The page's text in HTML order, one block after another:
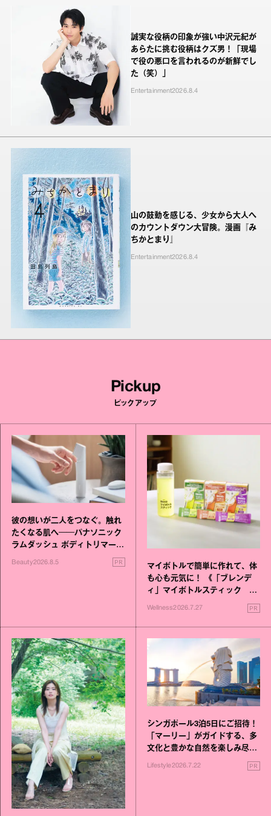
誠実な役柄の印象が強い中沢元紀が
あらたに挑む役柄はクズ男！「現場
で役の悪口を言われるのが新鮮でし
た（笑）」
Entertainment2026.8.4
山の鼓動を感じる、少女から大人へ
のカウントダウン大冒険。漫画『み
ちかとまり』
Entertainment2026.8.4
Pickup
ピックアップ
彼の想いが二人をつなぐ。触れ
たくなる肌へ──パナソニック
ラムダッシュ ボディトリマーが
Beauty2026.8.5 PR
マイボトルで簡単に作れて、体
も心も元気に！ 《「ブレンデ
ィ」マイボトルスティック い
いこと毎日》シリーズが誕生
Wellness2026.7.27 PR
シンガポール3泊5日にご招待！
「マーリー」がガイドする、多
文化と豊かな自然を楽しみ尽く
Lifestyle2026.7.22 PR